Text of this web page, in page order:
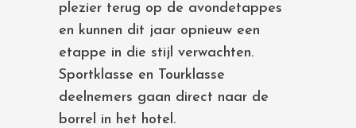
plezier terug op de avondetappes
en kunnen dit jaar opnieuw een
etappe in die stijl verwachten.
Sportklasse en Tourklasse
deelnemers gaan direct naar de
borrel in het hotel.